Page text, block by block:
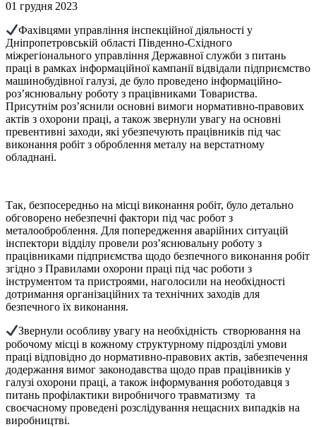
01 грудня 2023
Фахівцями управління інспекційної діяльності у
Дніпропетровській області Південно-Східного
міжрегіонального управління Державної служби з питань
праці в рамках інформаційної кампанії відвідали підприємство
машинобудівної галузі, де було проведено інформаційно-
роз’яснювальну роботу з працівниками Товариства.
Присутнім роз’яснили основні вимоги нормативно-правових
актів з охорони праці, а також звернули увагу на основні
превентивні заходи, які убезпечують працівників під час
виконання робіт з оброблення металу на верстатному
обладнані.
Так, безпосередньо на місці виконання робіт, було детально
обговорено небезпечні фактори під час робот з
металооброблення. Для попередження аварійних ситуацій
інспектори відділу провели роз’яснювальну роботу з
працівниками підприємства щодо безпечного виконання робіт
згідно з Правилами охорони праці під час роботи з
інструментом та пристроями, наголосили на необхідності
дотримання організаційних та технічних заходів для
безпечного їх виконання.
Звернули особливу увагу на необхідність створювання на
робочому місці в кожному структурному підрозділі умови
праці відповідно до нормативно-правових актів, забезпечення
додержання вимог законодавства щодо прав працівників у
галузі охорони праці, а також інформування роботодавця з
питань профілактики виробничого травматизму та
своєчасному проведені розслідування нещасних випадків на
виробництві.